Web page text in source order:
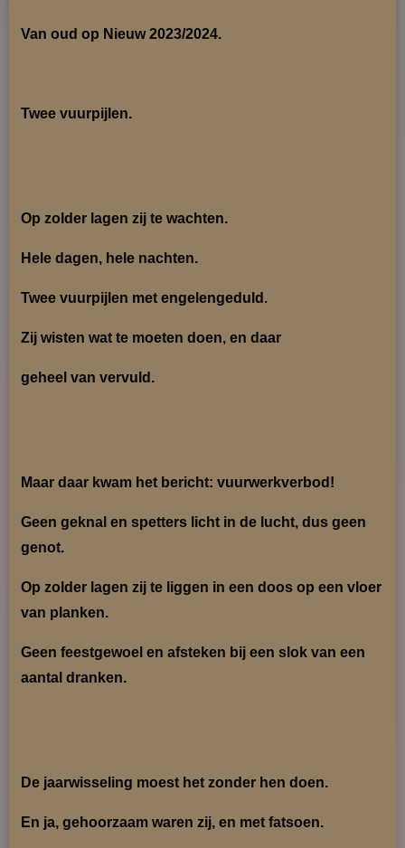
Van oud op Nieuw 2023/2024.
Twee vuurpijlen.
Op zolder lagen zij te wachten.
Hele dagen, hele nachten.
Twee vuurpijlen met engelengeduld.
Zij wisten wat te moeten doen, en daar
geheel van vervuld.
Maar daar kwam het bericht: vuurwerkverbod!
Geen geknal en spetters licht in de lucht, dus geen
genot.
Op zolder lagen zij te liggen in een doos op een vloer
van planken.
Geen feestgewoel en afsteken bij een slok van een
aantal dranken.
De jaarwisseling moest het zonder hen doen.
En ja, gehoorzaam waren zij, en met fatsoen.